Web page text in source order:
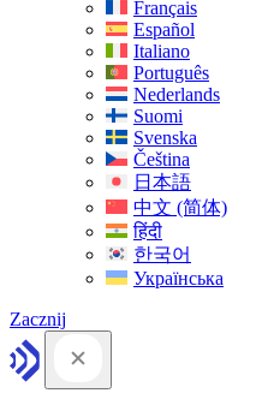
Français
Español
Italiano
Português
Nederlands
Suomi
Svenska
Čeština
日本語
中文 (简体)
हिंदी
한국어
Українська
Zacznij